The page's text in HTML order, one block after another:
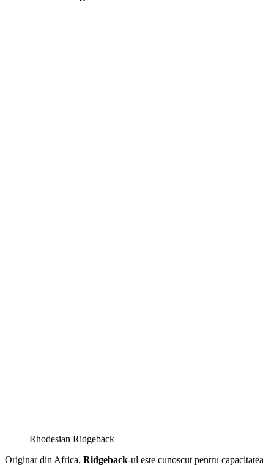
Rhodesian Ridgeback
Originar din Africa, Ridgeback-ul este cunoscut pentru capacitatea